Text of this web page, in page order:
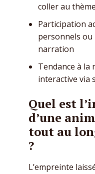
coller au
Participation
personnels ou
narration
Tendance à la
interactive via
Quel est
d’une
tout au
?
L’empreinte